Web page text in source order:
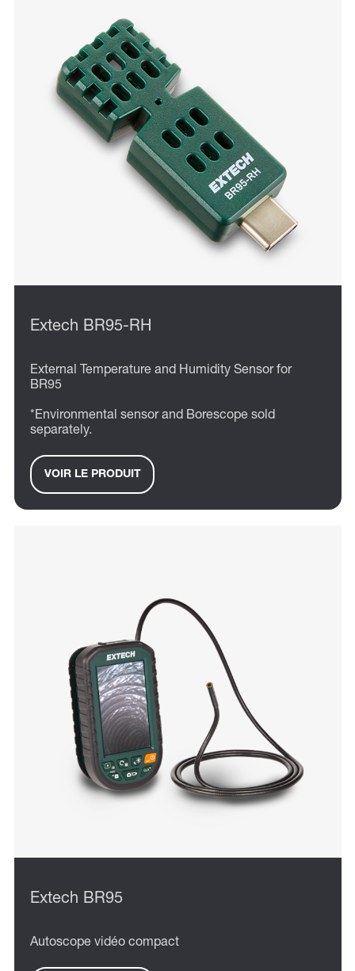
Extech BR95-RH
External Temperature and Humidity Sensor for
BR95
*Environmental sensor and Borescope sold
separately.
VOIR LE PRODUIT
Extech BR95
Autoscope vidéo compact